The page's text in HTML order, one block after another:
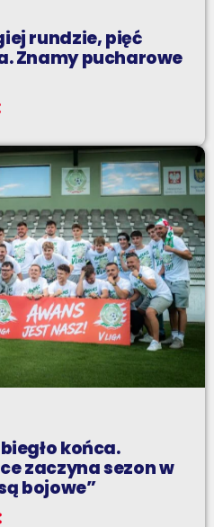
rundzie, pięć
Znamy pucharowe
końca.
zaczyna sezon w
bojowe”